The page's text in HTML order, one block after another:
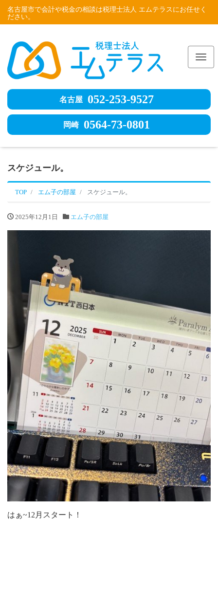
名古屋市で会計や税金の相談は税理士法人 エムテラスにお任せく
ださい。
名古屋 052-253-9527
岡崎 0564-73-0801
スケジュール。
TOP エム子の部屋 スケジュール。
2025年12月1日 エム子の部屋
はぁ~12月スタート！